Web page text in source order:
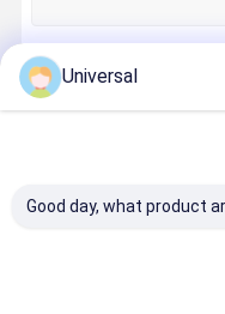
Universal
Good day, what product